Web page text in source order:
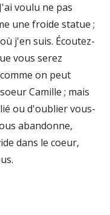
voulu ne pas
une froide statue ;
j'en suis. Écoutez-
vous serez
on peut
Camille ; mais
ou d'oublier vous-
abandonne,
dans le coeur,